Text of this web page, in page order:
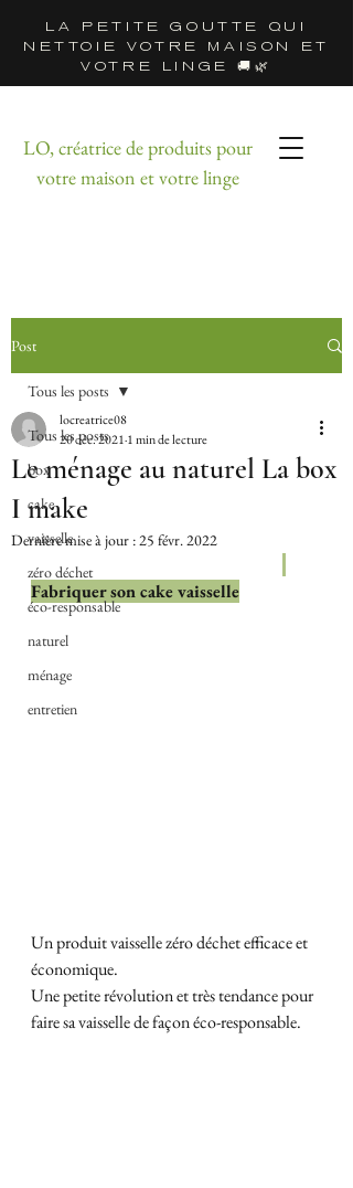
LA PETITE GOUTTE QUI
NETTOIE VOTRE MAISON ET
VOTRE LINGE 🚚🌿
LO, créatrice de produits pour
votre maison et votre linge
Post
Tous les posts
box
cake
vaisselle
zéro déchet
éco-responsable
naturel
ménage
entretien
Tous les posts
Le ménage au naturel La box
I make
locreatrice08
20 déc. 2021 1 min de lecture
Dernière mise à jour :25 févr. 2022
Fabriquer son cake vaisselle
Un produit vaisselle zéro déchet efficace et
économique.
Une petite révolution et très tendance pour
faire sa vaisselle de façon éco-responsable.